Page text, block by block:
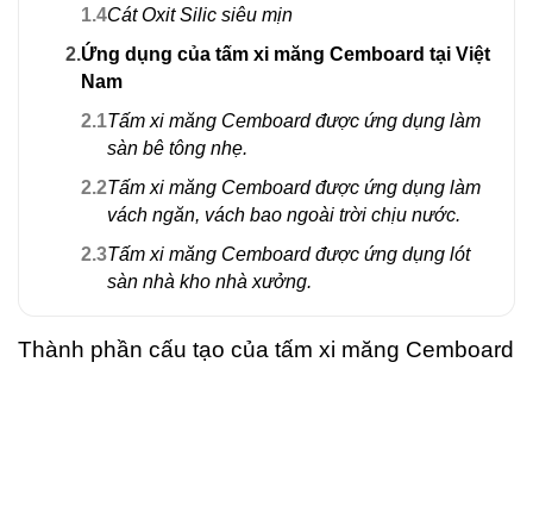
1.4Cát Oxit Silic siêu mịn
2.Ứng dụng của tấm xi măng Cemboard tại Việt
Nam
2.1Tấm xi măng Cemboard được ứng dụng làm
sàn bê tông nhẹ.
2.2Tấm xi măng Cemboard được ứng dụng làm
vách ngăn, vách bao ngoài trời chịu nước.
2.3Tấm xi măng Cemboard được ứng dụng lót
sàn nhà kho nhà xưởng.
Thành phần cấu tạo của tấm xi măng Cemboard